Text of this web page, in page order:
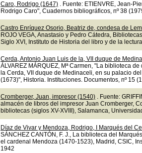
Caro, Rodrigo (1647). Fuente: ETIENVRE, Jean-
Rodrigo Caro", Cuadernos bibliográficos, nº 38
Castro Enríquez Osorio, Beatriz de, condesa de
ROJO VEGA, Anastasio y Pedro Cátedra,
Siglo XVI, Instituto de Historia del libro y de la
Cerda, Antonio Juan Luis de la, VII duque de
ÁLVAREZ MÁRQUEZ, Mª Carmen, "La biblioteca
la Cerda, VII duque de Medinaceli, en su palacio
(1673)", Historia. Instituciones. Documentos, nº 15
Cromberger, Juan, impresor (1540). Fuente:
almacén de libros del impresor Juan Cromberger,
bibliotecas (siglos XV-XVIII), Salamanca,
Díaz de Vivar y Mendoza, Rodrigo, I Marqués del
SÁNCHEZ CANTÓN, F. J., La biblioteca del
el cardenal Mendoza (1470-1523), Madrid, CSIC,
1942